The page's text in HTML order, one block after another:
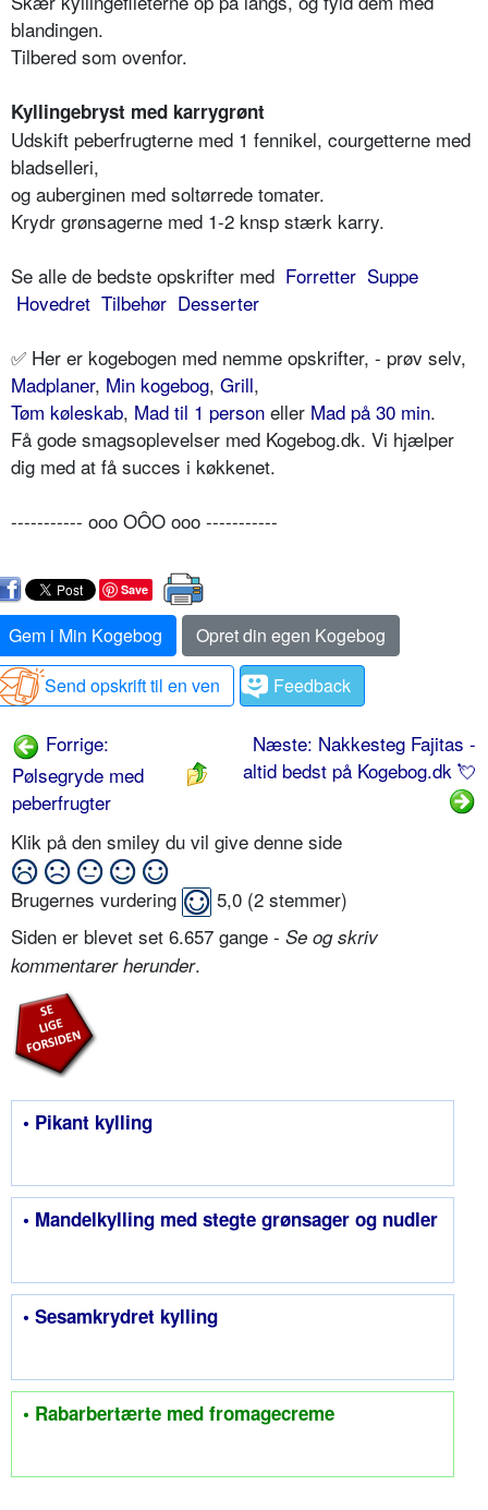
blandingen.
Tilbered som ovenfor.
Kyllingebryst med karrygrønt
Udskift peberfrugterne med 1 fennikel, courgetterne med
bladselleri,
og auberginen med soltørrede tomater.
Krydr grønsagerne med 1-2 knsp stærk karry.
Se alle de bedste opskrifter med Forretter Suppe
Hovedret Tilbehør Desserter
✅ Her er kogebogen med nemme opskrifter, - prøv selv,
Madplaner, Min kogebog, Grill,
Tøm køleskab, Mad til 1 person eller Mad på 30 min.
Få gode smagsoplevelser med Kogebog.dk. Vi hjælper
dig med at få succes i køkkenet.
----------- ooo OÔO ooo -----------
Save
Gem i Min Kogebog
Opret din egen Kogebog
Send opskrift til en ven
Feedback
Forrige:
Pølsegryde med
peberfrugter
Næste: Nakkesteg Fajitas -
altid bedst på Kogebog.dk 💘
Klik på den smiley du vil give denne side
Brugernes vurdering 5,0 (2 stemmer)
Siden er blevet set 6.657 gange - Se og skriv
kommentarer herunder.
• Pikant kylling
• Mandelkylling med stegte grønsager og nudler
• Sesamkrydret kylling
• Rabarbertærte med fromagecreme